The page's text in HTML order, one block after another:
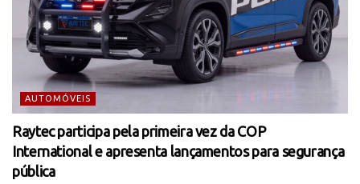
AUTOMÓVEIS
Raytec participa pela primeira vez da COP
International e apresenta lançamentos para segurança
pública